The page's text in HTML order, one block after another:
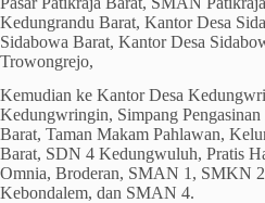
Kedungrandu Barat, Kantor Desa
Sidabowa Barat, Kantor Desa
Trowongrejo,
Kemudian ke Kantor Desa
Kedungwringin, Simpang
Barat, Taman Makam Pahlawan,
Barat, SDN 4 Kedungwuluh, Pratis
Omnia, Broderan, SMAN 1, SMKN
Kebondalem, dan SMAN 4.